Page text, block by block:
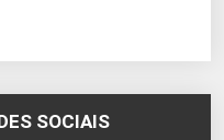
SOCIAIS